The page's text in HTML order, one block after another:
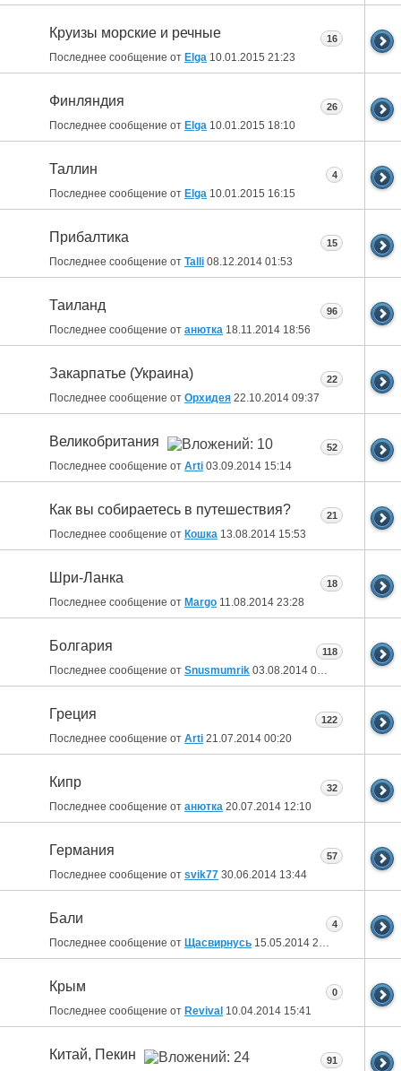
Круизы морские и речные
Последнее сообщение от Elga 10.01.2015 21:23
16
Финляндия
Последнее сообщение от Elga 10.01.2015 18:10
26
Таллин
Последнее сообщение от Elga 10.01.2015 16:15
4
Прибалтика
Последнее сообщение от Talli 08.12.2014 01:53
15
Таиланд
Последнее сообщение от анютка 18.11.2014 18:56
96
Закарпатье (Украина)
Последнее сообщение от Орхидея 22.10.2014 09:37
22
Великобритания
Последнее сообщение от Arti 03.09.2014 15:14
52
Как вы собираетесь в путешествия?
Последнее сообщение от Кошка 13.08.2014 15:53
21
Шри-Ланка
Последнее сообщение от Margo 11.08.2014 23:28
18
Болгария
Последнее сообщение от Snusmumrik 03.08.2014 01:11
118
Греция
Последнее сообщение от Arti 21.07.2014 00:20
122
Кипр
Последнее сообщение от анютка 20.07.2014 12:10
32
Германия
Последнее сообщение от svik77 30.06.2014 13:44
57
Бали
Последнее сообщение от Щасвирнусь 15.05.2014 22:50
4
Крым
Последнее сообщение от Revival 10.04.2014 15:41
0
Китай, Пекин 91